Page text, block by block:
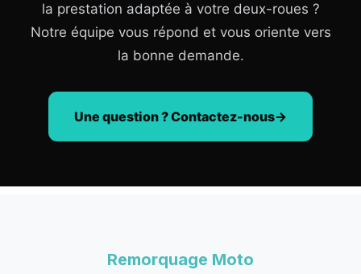
la prestation adaptée à votre deux-roues ?
Notre équipe vous répond et vous oriente vers
la bonne demande.
Une question ? Contactez-nous
Remorquage Moto